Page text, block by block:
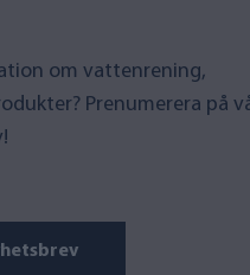
om vattenrening,
Prenumerera på